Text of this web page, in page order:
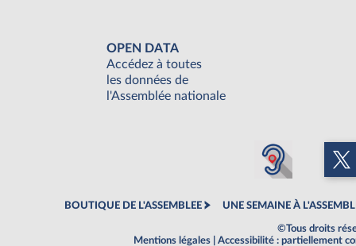
OPEN DATA
Accédez à toutes
les données de
l'Assemblée nationale
BOUTIQUE DE L'ASSEMBLEE UNE SEMAINE À
©Tous droits
Mentions légales
Accessibilité : partiellement